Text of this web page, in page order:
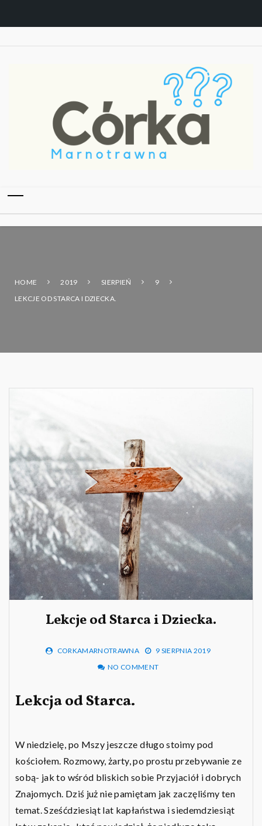
HOME 2019 SIERPIEŃ
9
LEKCJE OD STARCA I DZIECKA.
Lekcje od Starca i Dziecka.
CORKAMARNOTRAWNA
9 SIERPNIA 2019
NO COMMENT
Lekcja od Starca.
W niedzielę, po Mszy jeszcze długo stoimy pod
kościołem. Rozmowy, żarty, po prostu przebywanie ze
sobą- jak to wśród bliskich sobie Przyjaciół i dobrych
Znajomych. Dziś już nie pamiętam jak zaczęliśmy ten
temat. Sześćdziesiąt lat kapłaństwa i siedemdziesiąt